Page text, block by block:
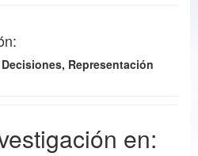
Representación
en: